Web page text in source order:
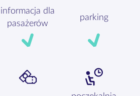
informacja dla
pasażerów
parking